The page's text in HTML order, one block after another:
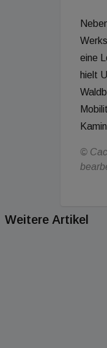
eine
hielt
©
Weitere Artikel